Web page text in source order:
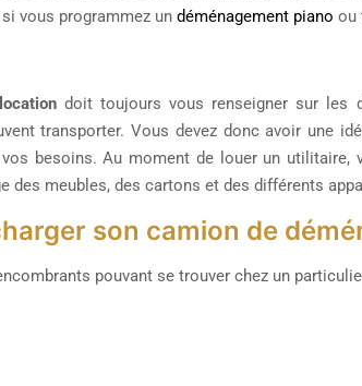
vous programmez un déménagement piano ou
doit toujours vous renseigner sur les
transporter. Vous devez donc avoir une
besoins. Au moment de louer un utilitaire,
des meubles, des cartons et des différents
son camion de
pouvant se trouver chez un